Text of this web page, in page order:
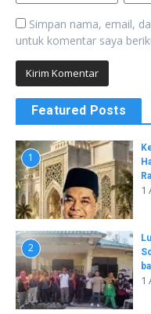
Simpan nama, email,
untuk komentar saya
Featured Posts
1
1
2
1